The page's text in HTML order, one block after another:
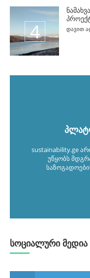
POSTED
ᲓᲐᲕᲘᲗ
sustainability.ge
უწყობს
სოციალური მედია